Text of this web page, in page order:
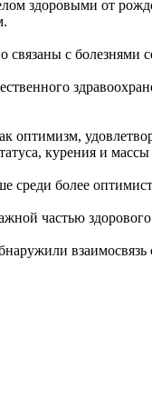
здоровыми от
связаны с болезнями
оптимизм,
курения и массы
среди более
частью